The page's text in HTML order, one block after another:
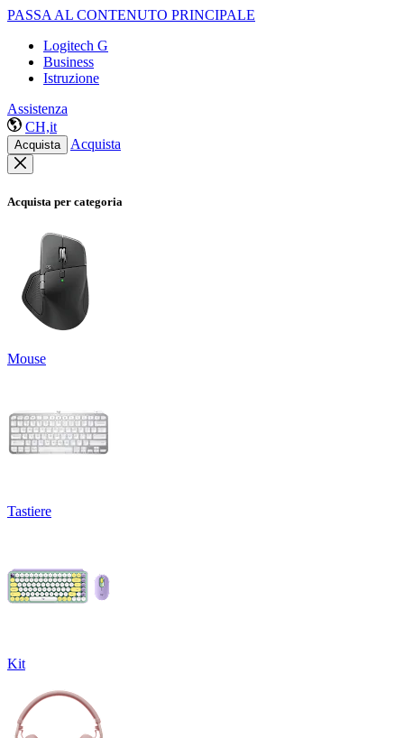
PASSA AL CONTENUTO PRINCIPALE
Logitech G
Business
Istruzione
Assistenza
CH,it
Acquista Acquista
Acquista per categoria
Mouse
Tastiere
Kit